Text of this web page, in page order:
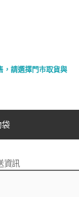
，請選擇門市取貨與
資訊